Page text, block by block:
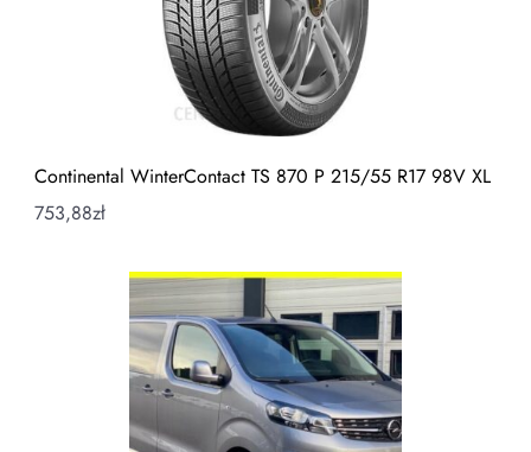
Continental WinterContact TS 870 P 215/55 R17 98V XL
753,88zł